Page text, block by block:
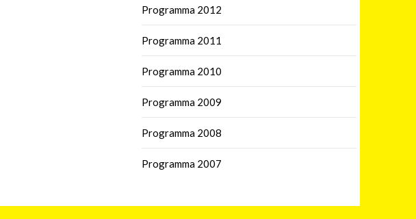
Programma 2012
Programma 2011
Programma 2010
Programma 2009
Programma 2008
Programma 2007